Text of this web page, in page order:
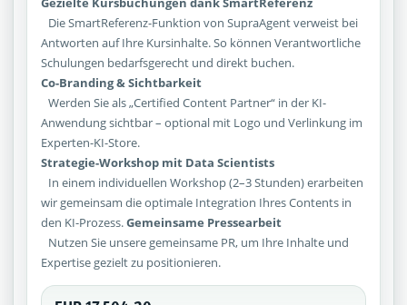
Die SmartReferenz-Funktion von SupraAgent verweist bei
Antworten auf Ihre Kursinhalte. So können Verantwortliche
Schulungen bedarfsgerecht und direkt buchen.
Co-Branding & Sichtbarkeit
Werden Sie als „Certified Content Partner“ in der KI-
Anwendung sichtbar – optional mit Logo und Verlinkung im
Experten-KI-Store.
Strategie-Workshop mit Data Scientists
In einem individuellen Workshop (2–3 Stunden) erarbeiten
wir gemeinsam die optimale Integration Ihres Contents in
den KI-Prozess.Gemeinsame Pressearbeit
Nutzen Sie unsere gemeinsame PR, um Ihre Inhalte und
Expertise gezielt zu positionieren.